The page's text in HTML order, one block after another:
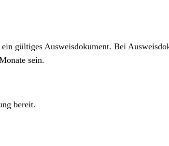
gültiges Ausweisdokument. Bei
sein.
bereit.